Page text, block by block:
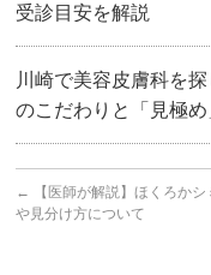
受診目安を解説
川崎で美容皮膚科を
のこだわりと「見極
←
【医師が解説】ほくろか
や見分け方について